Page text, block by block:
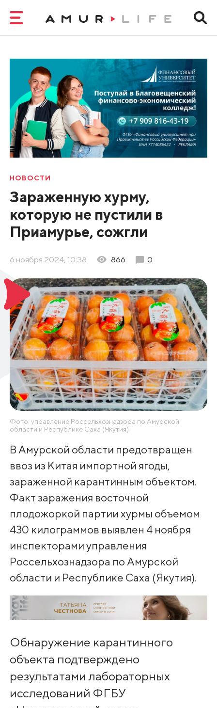
НОВОСТИ
Зараженную хурму,
которую не пустили в
Приамурье, сожгли
6 ноября 2024, 10:38 866 0
Фото: управление Россельхознадзора по Амурской
области и Республике Саха (Якутия)
В Амурской области предотвращен
ввоз из Китая импортной ягоды,
зараженной карантинным объектом.
Факт заражения восточной
плодожоркой партии хурмы объемом
430 килограммов выявлен 4 ноября
инспекторами управления
Россельхознадзора по Амурской
области и Республике Саха (Якутия).
Обнаружение карантинного
объекта подтверждено
результатами лабораторных
исследований ФГБУ